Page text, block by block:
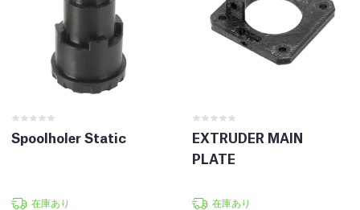
Spoolholer Static
在庫あり
EXTRUDER MAIN
PLATE
在庫あり